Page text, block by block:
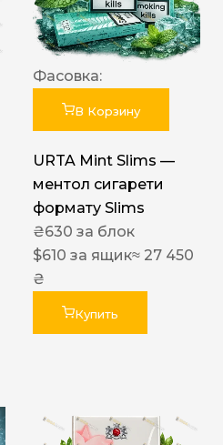
Фасовка:
В Корзину
URTA Mint Slims —
ментол сигарети
формату Slims
₴630 за блок
$610 за ящик≈ 27 450
₴
Купить